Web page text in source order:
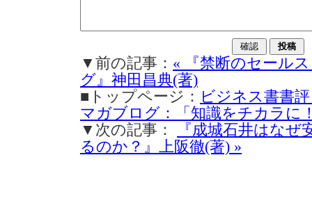
▼前の記事： « 『禁断のセール
グ』神田昌典(著)
■トップページ： ビジネス書書
マガブログ：「知識をチカラに
▼次の記事：
『成城石井はな
るのか？』上阪徹(著) »